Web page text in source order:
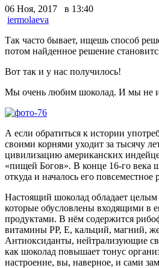
06 Ноя, 2017 в 13:40
iermolaeva
Так часто бывает, ищешь способ
потом найденное решение
Вот так и у нас получилось!
Мы очень любим шоколад. И мы не
А если обратиться к истории
своими корнями уходит за тысячу
цивилизацию американских
«пищей Богов». В конце 16-го века
откуда и началось его повсеместное
Настоящий шоколад обладает
которые обусловлены входящими в
продуктами. В нём содержится
витамины РР, Е, кальций, магний,
Антиоксиданты, нейтрализующие
как шоколад повышает тонус
настроение, вы, наверное, и сами